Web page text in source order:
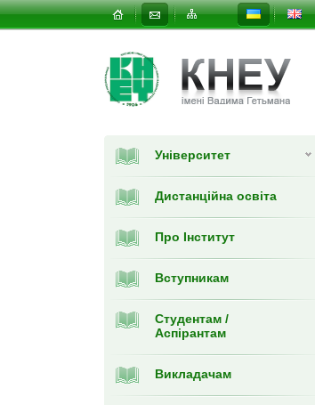
Університет
Дистанційна освіта
Про Інститут
Вступникам
Студентам /
Аспірантам
Викладачам